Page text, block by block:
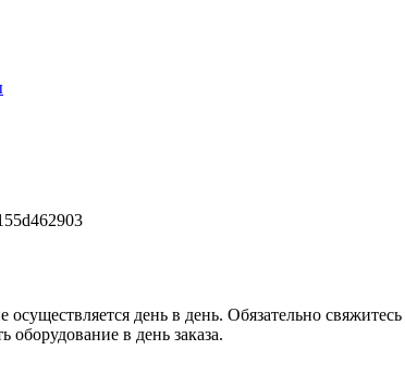
день в день. Обязательно
в день заказа.